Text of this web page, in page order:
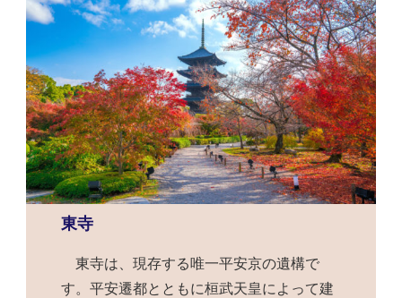
東寺
東寺は、現存する唯一平安京の遺構で
す。平安遷都とともに桓武天皇によって建